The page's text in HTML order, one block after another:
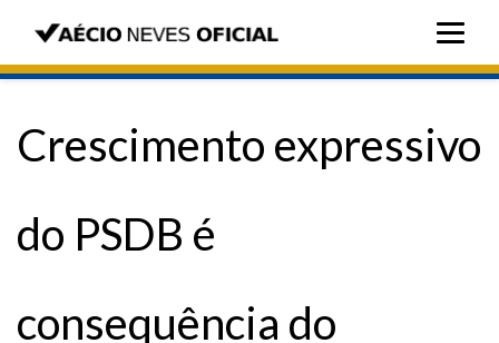
Crescimento expressivo
do PSDB é
consequência do